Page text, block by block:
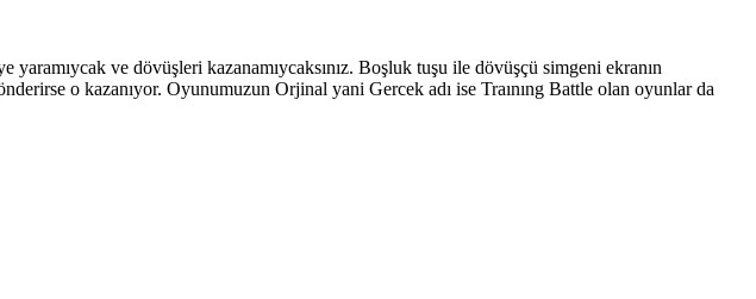
ve dövüşleri kazanamıycaksınız. Boşluk tuşu ile dövüşçü simgeni ekranın
o kazanıyor. Oyunumuzun Orjinal yani Gercek adı ise Traınıng Battle olan oyunlar da